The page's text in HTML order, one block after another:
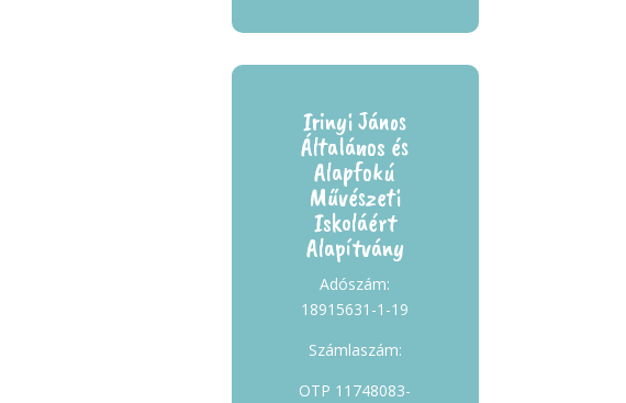
Irinyi János
Általános és
Alapfokú
Művészeti
Iskoláért
Alapítvány
Adószám:
18915631-1-19
Számlaszám:
OTP 11748083-